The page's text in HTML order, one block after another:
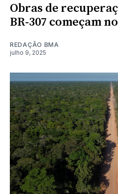
Obras de
BR-307 começam
REDAÇÃO BMA
julho 9, 2025